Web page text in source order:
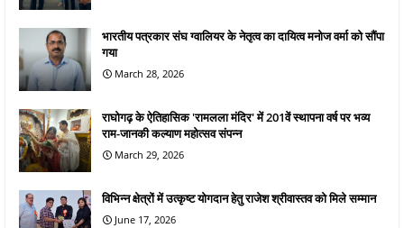
भारतीय पत्रकार संघ ग्वालियर के नेतृत्व का दायित्व मनोज वर्मा को सौंपा
गया
March 28, 2026
राघोगढ़ के ऐतिहासिक 'रामलला मंदिर' में 201वें स्थापना वर्ष पर भव्य
राम-जानकी कल्याण महोत्सव संपन्न
March 29, 2026
विभिन्न क्षेत्रों में उत्कृष्ट योगदान हेतु राजेश श्रीवास्तव को मिले सम्मान
June 17, 2026